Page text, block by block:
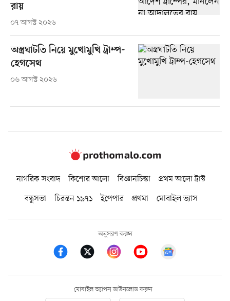
রায়
০৭ আগস্ট ২০২৬
অস্ত্রঘাটতি নিয়ে মুখোমুখি ট্রাম্প-
হেগসেথ
০৬ আগস্ট ২০২৬
নাগরিক সংবাদ কিশোর আলো বিজ্ঞানচিন্তা
প্রথম আলো ট্রাস্ট
বন্ধুসভা
চিরন্তন ১৯৭১ ইপেপার প্রথমা মোবাইল ভ্যাস
অনুসরণ করুন
মোবাইল অ্যাপস ডাউনলোড করুন